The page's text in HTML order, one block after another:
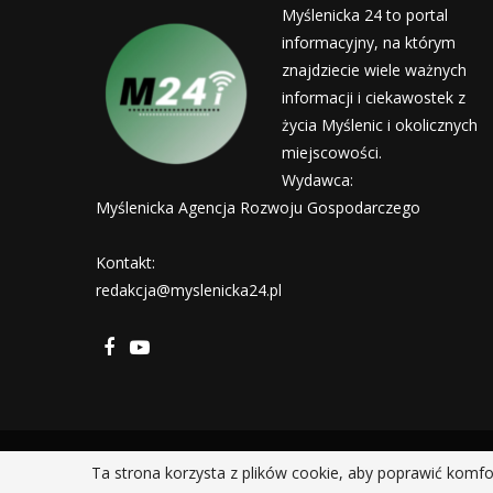
Myślenicka 24 to portal
informacyjny, na którym
znajdziecie wiele ważnych
informacji i ciekawostek z
życia Myślenic i okolicznych
miejscowości.
Wydawca:
Myślenicka Agencja Rozwoju Gospodarczego
Kontakt:
redakcja@myslenicka24.pl
Ta strona korzysta z plików cookie, aby poprawić